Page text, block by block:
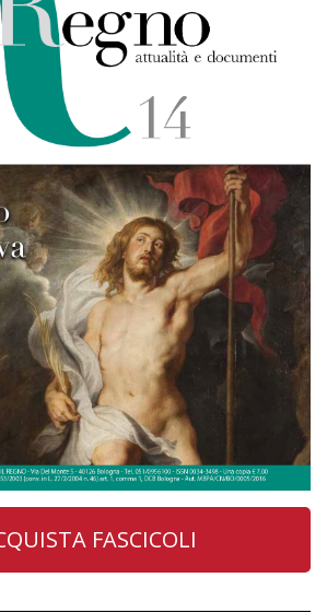
FASCICOLI